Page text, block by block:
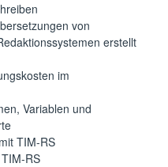
von
erstellt
im
Variablen und
TIM-RS⁪⁪
RS⁪⁪